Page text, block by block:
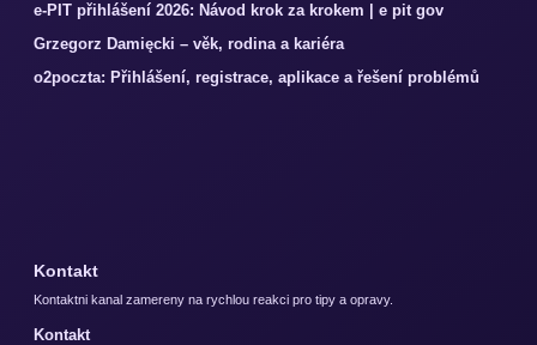
e-PIT přihlášení 2026: Návod krok za krokem | e pit gov
Grzegorz Damięcki – věk, rodina a kariéra
o2poczta: Přihlášení, registrace, aplikace a řešení problémů
Kontakt
Kontaktni kanal zamereny na rychlou reakci pro tipy a opravy.
Kontakt